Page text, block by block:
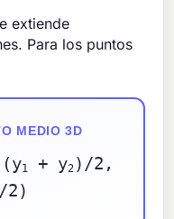
extiende
Para los puntos
MEDIO 3D
1 + y2 )/2,
2)